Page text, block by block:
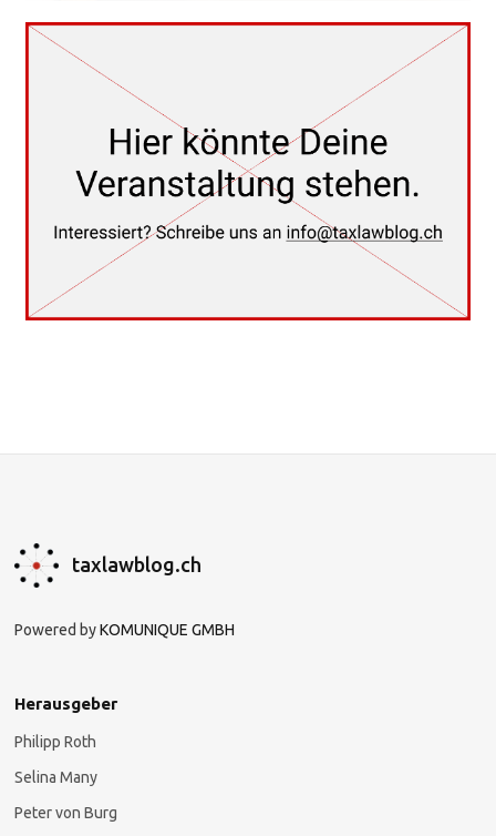
taxlawblog.ch
Powered byKOMUNIQUE GMBH
Herausgeber
Philipp Roth
Selina Many
Peter von Burg